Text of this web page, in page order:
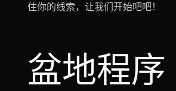
住你的线索，让我们开始吧吧！
盆地程序